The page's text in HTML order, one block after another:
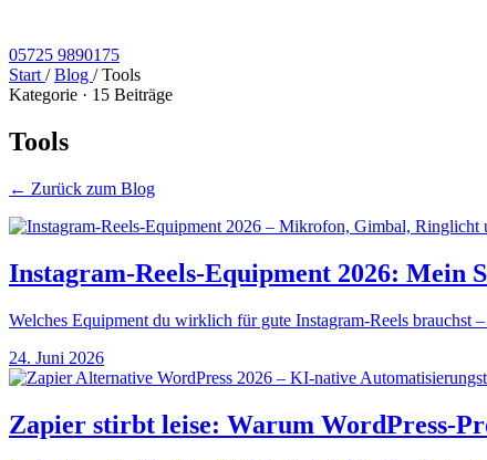
05725 9890175
Start / Blog / Tools
Kategorie · 15 Beiträge
Tools
← Zurück zum Blog
Instagram-Reels-Equipment 2026: Mein
Welches Equipment du wirklich für gute Instagram-Reels
24. Juni 2026
Zapier stirbt leise: Warum WordPress-